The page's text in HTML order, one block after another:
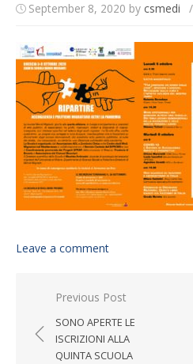
September 8, 2020 by csmedi /
Leave a comment
Post navigation
Previous Post
SONO APERTE LE
ISCRIZIONI ALLA
QUINTA SCUOLA